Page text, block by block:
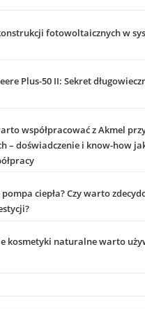
fotowoltaicznych w
Plus-50 II: Sekret
współpracować z Akmel
– doświadczenie i know-how
ciepła? Czy warto
kosmetyki naturalne warto